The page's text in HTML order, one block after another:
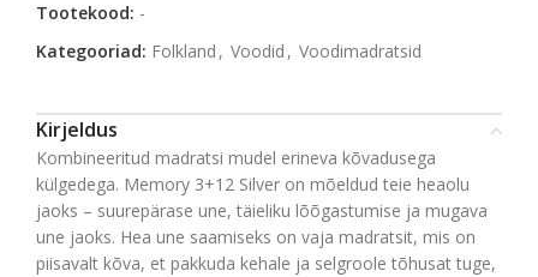
Tootekood: -
Kategooriad: Folkland , Voodid , Voodimadratsid
Kirjeldus
Kombineeritud madratsi mudel erineva kõvadusega
külgedega. Memory 3+12 Silver on mõeldud teie heaolu
jaoks – suurepärase une, täieliku lõõgastumise ja mugava
une jaoks. Hea une saamiseks on vaja madratsit, mis on
piisavalt kõva, et pakkuda kehale ja selgroole tõhusat tuge,